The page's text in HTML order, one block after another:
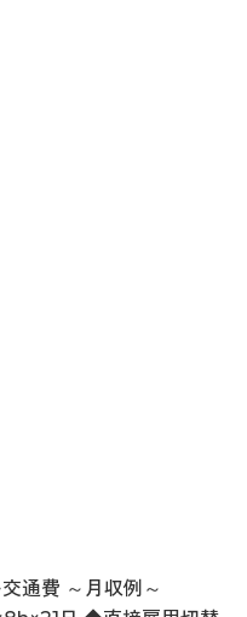
通費 ～月収例～